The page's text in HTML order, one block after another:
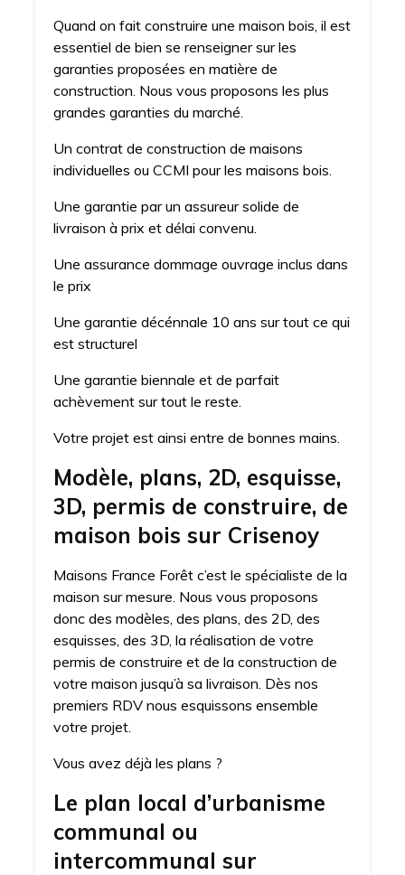
Quand on fait construire une maison bois, il est
essentiel de bien se renseigner sur les
garanties proposées en matière de
construction. Nous vous proposons les plus
grandes garanties du marché.
Un contrat de construction de maisons
individuelles ou CCMI pour les maisons bois.
Une garantie par un assureur solide de
livraison à prix et délai convenu.
Une assurance dommage ouvrage inclus dans
le prix
Une garantie décénnale 10 ans sur tout ce qui
est structurel
Une garantie biennale et de parfait
achèvement sur tout le reste.
Votre projet est ainsi entre de bonnes mains.
Modèle, plans, 2D, esquisse,
3D, permis de construire, de
maison bois sur Crisenoy
Maisons France Forêt c’est le spécialiste de la
maison sur mesure. Nous vous proposons
donc des modèles, des plans, des 2D, des
esquisses, des 3D, la réalisation de votre
permis de construire et de la construction de
votre maison jusqu’à sa livraison. Dès nos
premiers RDV nous esquissons ensemble
votre projet.
Vous avez déjà les plans ?
Le plan local d’urbanisme
communal ou
intercommunal sur